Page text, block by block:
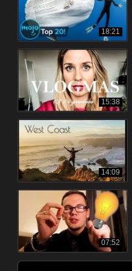
18:21
15:38
14:09
07:52